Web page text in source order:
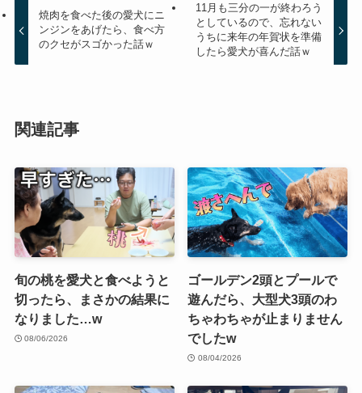
焼肉を食べた後の愛犬にニ
ンジンをあげたら、食べ方
のクセがスゴかった話ｗ
11月も三分の一が終わろう
としているので、忘れない
うちに来年の年賀状を準備
したら愛犬が喜んだ話ｗ
関連記事
旬の桃を愛犬と食べようと
切ったら、まさかの結果に
なりました…w
08/06/2026
ゴールデン2頭とプールで
遊んだら、大型犬3頭のわ
ちゃわちゃが止まりません
でしたw
08/04/2026